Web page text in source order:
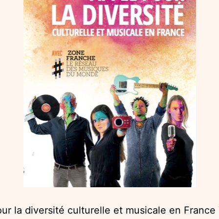
la diversité culturelle et musicale en France